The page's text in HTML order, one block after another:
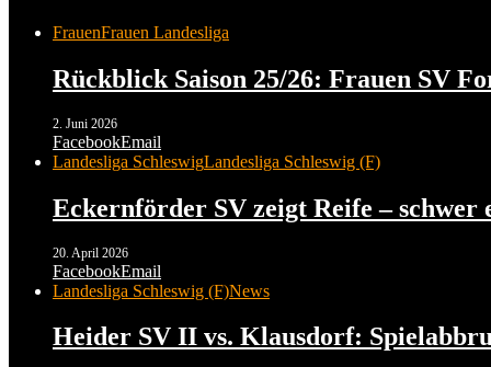
FrauenFrauen Landesliga
Rückblick Saison 25/26: Frauen SV
2. Juni 2026
FacebookEmail
Landesliga SchleswigLandesliga Schleswig (F)
Eckernförder SV zeigt Reife –
20. April 2026
FacebookEmail
Landesliga Schleswig (F)News
Heider SV II vs. Klausdorf: